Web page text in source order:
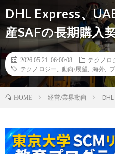
DHL Express、
産SAFの長期購入
2026.05.21 06:00:08
テクノロ
テクノロジー
動向/展望 海外
HOME 経営/業界動向